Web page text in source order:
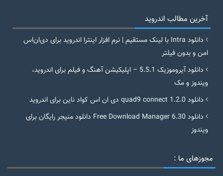
آخرین مطالب اندروید
دانلود Intra با لینک مستقیم | نرم افزار اینترا اندروید برای دی‌ان‌اس
امن و بدون فیلتر
دانلود آیروموزیک 5.5.1 – اپلیکیشن آهنگ و فیلم برای اندروید،
ویندوز و مک
دانلود quad9 connect 1.2.0 دی ان اس کواد ناین برای اندروید
دانلود Free Download Manager 6.30 دانلود منیجر رایگان برای
ویندوز
مجوزهای ما :